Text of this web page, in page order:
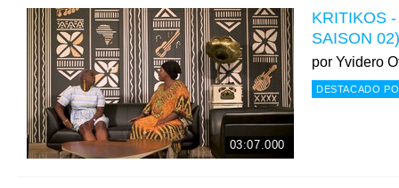
03:07.000
KRITIKOS
SAISON 02)
por Yvidero
DESTACADO